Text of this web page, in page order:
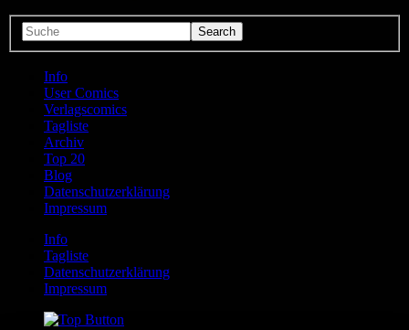
Info
User Comics
Verlagscomics
Tagliste
Archiv
Top 20
Blog
Datenschutzerklärung
Impressum
Info
Tagliste
Datenschutzerklärung
Impressum